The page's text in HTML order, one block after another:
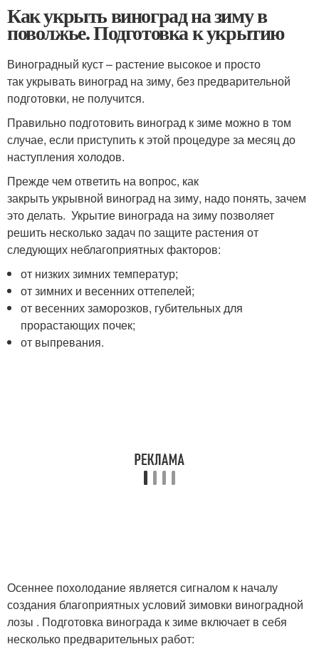
Как укрыть виноград на зиму в
поволжье. Подготовка к укрытию
Виноградный куст – растение высокое и просто
так укрывать виноград на зиму, без предварительной
подготовки, не получится.
Правильно подготовить виноград к зиме можно в том
случае, если приступить к этой процедуре за месяц до
наступления холодов.
Прежде чем ответить на вопрос, как
закрыть укрывной виноград на зиму, надо понять, зачем
это делать. Укрытие винограда на зиму позволяет
решить несколько задач по защите растения от
следующих неблагоприятных факторов:
от низких зимних температур;
от зимних и весенних оттепелей;
от весенних заморозков, губительных для
прорастающих почек;
от выпревания.
Осеннее похолодание является сигналом к началу
создания благоприятных условий зимовки виноградной
лозы . Подготовка винограда к зиме включает в себя
несколько предварительных работ: